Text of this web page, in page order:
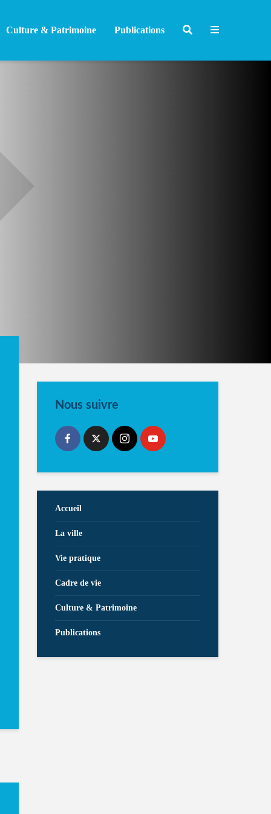
Culture & Patrimoine Publications
Nous suivre
Accueil
La ville
Vie pratique
Cadre de vie
Culture & Patrimoine
Publications